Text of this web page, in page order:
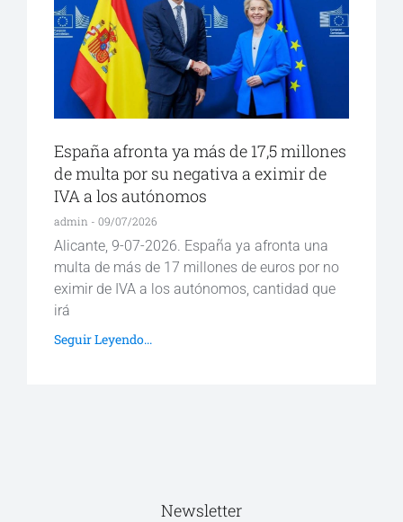
España afronta ya más de 17,5 millones
de multa por su negativa a eximir de
IVA a los autónomos
admin 09/07/2026
Alicante, 9-07-2026. España ya afronta una
multa de más de 17 millones de euros por no
eximir de IVA a los autónomos, cantidad que
irá
Seguir Leyendo...
Newsletter